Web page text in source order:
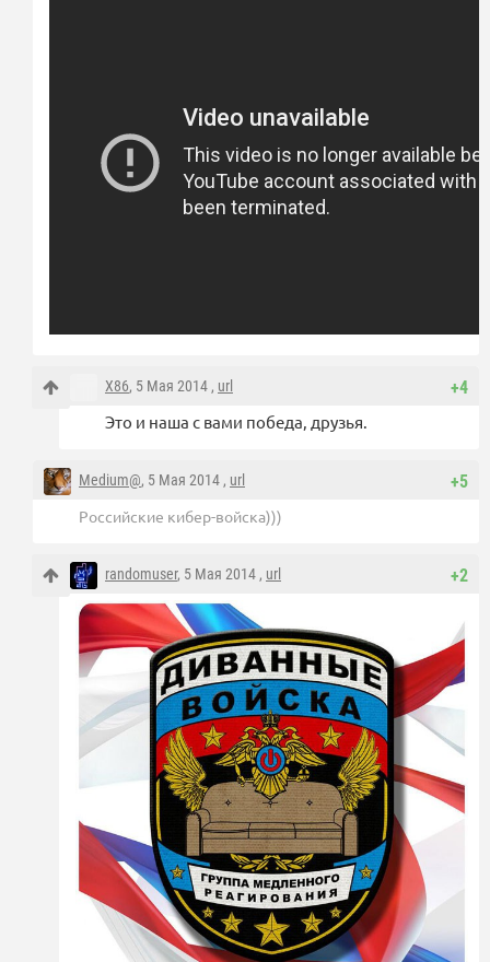
+4
X86, 5 Мая 2014 , url
Это и наша с вами победа, друзья.
+5
Medium@, 5 Мая 2014 , url
Российские кибер-войска)))
+2
randomuser, 5 Мая 2014 , url